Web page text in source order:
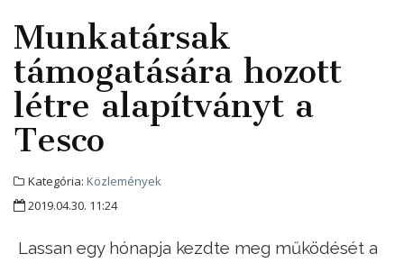
Munkatársak
támogatására hozott
létre alapítványt a
Tesco
Kategória: Közlemények
2019.04.30. 11:24
Lassan egy hónapja kezdte meg működését a